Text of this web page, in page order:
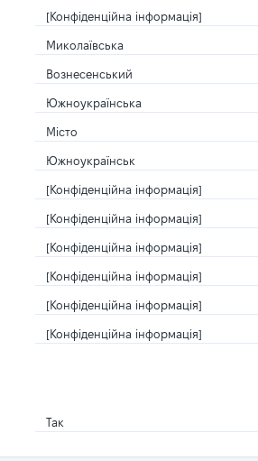
[Конфіденційна інформація]
Миколаївська
Вознесенський
Южноукраїнська
Місто
Южноукраїнськ
[Конфіденційна інформація]
[Конфіденційна інформація]
[Конфіденційна інформація]
[Конфіденційна інформація]
[Конфіденційна інформація]
[Конфіденційна інформація]
Так